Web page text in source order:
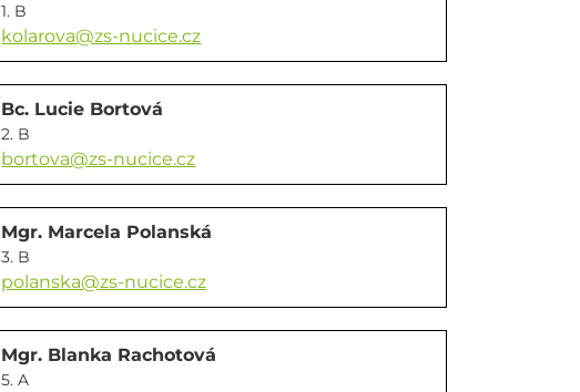
1. B
kolarova@zs-nucice.cz
Bc. Lucie Bortová
2. B
bortova@zs-nucice.cz
Mgr. Marcela Polanská
3. B
polanska@zs-nucice.cz
Mgr. Blanka Rachotová
5. A